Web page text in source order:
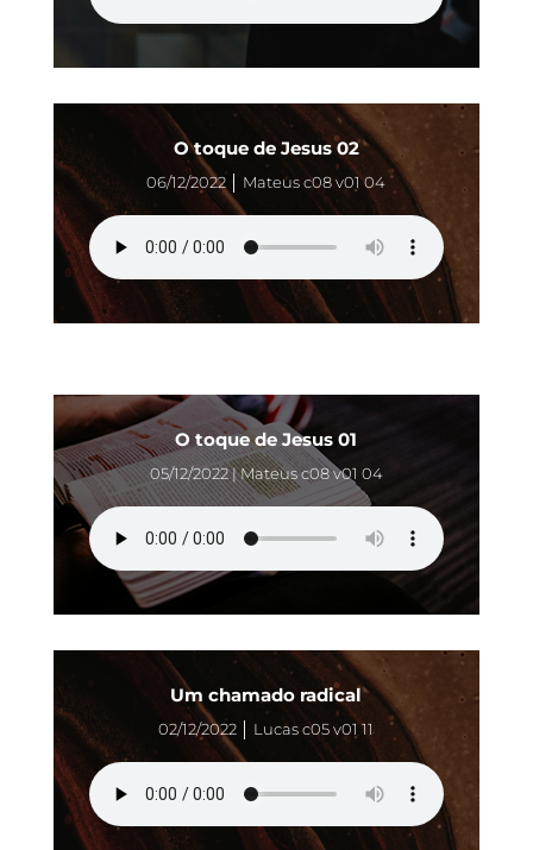
O toque de Jesus 02
06/12/2022 │ Mateus c08 v01 04
O toque de Jesus 01
05/12/2022 | Mateus c08 v01 04
Um chamado radical
02/12/2022 │ Lucas c05 v01 11